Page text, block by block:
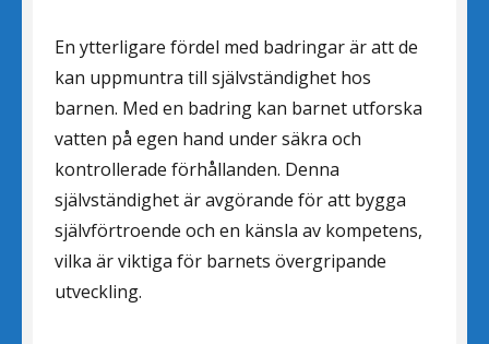
En ytterligare fördel med badringar är att de
kan uppmuntra till självständighet hos
barnen. Med en badring kan barnet utforska
vatten på egen hand under säkra och
kontrollerade förhållanden. Denna
självständighet är avgörande för att bygga
självförtroende och en känsla av kompetens,
vilka är viktiga för barnets övergripande
utveckling.